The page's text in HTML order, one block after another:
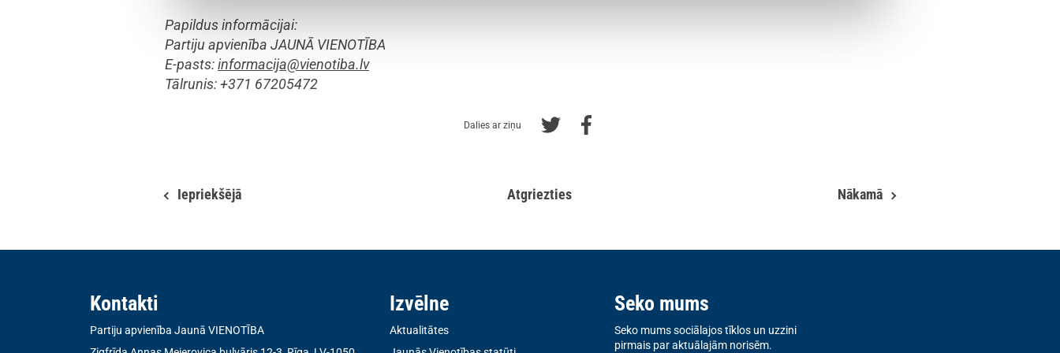
Papildus informācijai:
Partiju apvienība JAUNĀ VIENOTĪBA
E-pasts:informacija@vienotiba.lv
Tālrunis: +371 67205472
Dalies ar ziņu
Iepriekšējā Atgriezties Nākamā
Kontakti
Partiju apvienība Jaunā VIENOTĪBA
Izvēlne
Aktualitātes
Seko mums
Seko mums sociālajos tīklos un uzzini
pirmais par aktuālajām norisēm.